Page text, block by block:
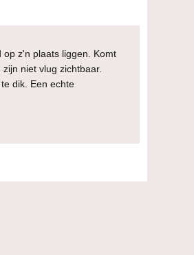
z'n plaats liggen. Komt
niet vlug zichtbaar.
dik. Een echte